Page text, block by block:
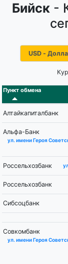
Бийск-
Пункт обмена
Алтайкапиталбанк
Альфа-Банк
ул. имени Героя
Россельхозбанк
Россельхозбанк
Сибсоцбанк
Совкомбанк
ул. имени Героя